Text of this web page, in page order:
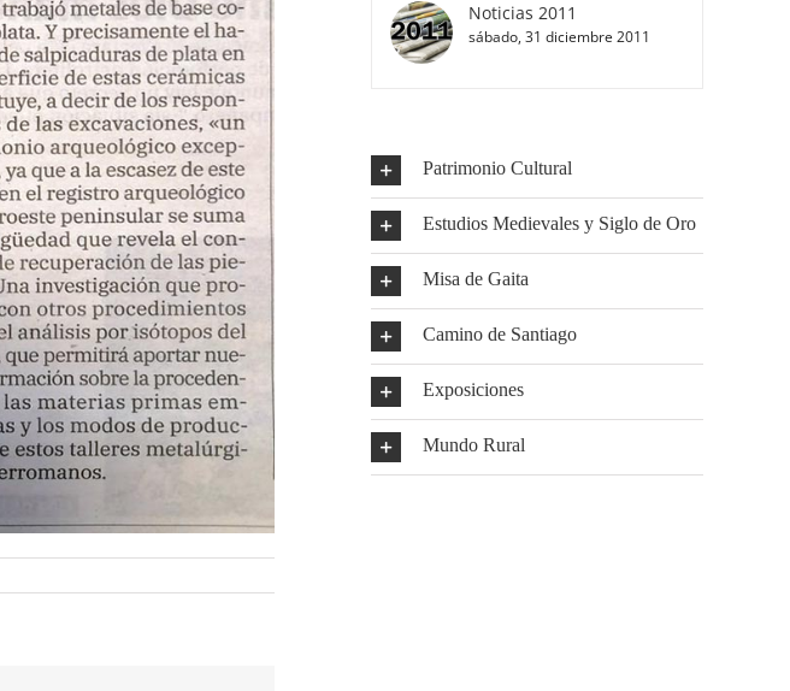
Noticias 2011
sábado, 31 diciembre 2011
Patrimonio Cultural
Estudios Medievales y Siglo de Oro
Misa de Gaita
Camino de Santiago
Exposiciones
Mundo Rural